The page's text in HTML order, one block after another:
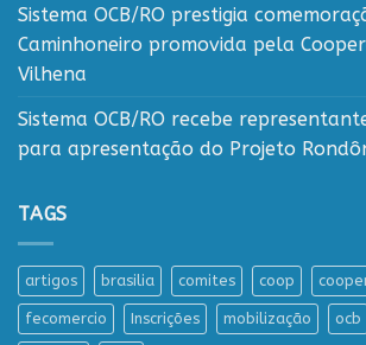
Sistema OCB/RO prestigia
Caminhoneiro promovida pela
Vilhena
Sistema OCB/RO recebe
para apresentação do Projeto
TAGS
artigos brasilia comites coop
fecomercio Inscrições mobilização ocb